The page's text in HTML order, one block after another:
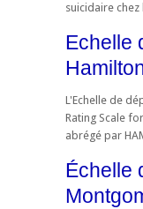
suicidaire chez
Echelle
L'Echelle de
Rating Scale
abrégé par
Échelle